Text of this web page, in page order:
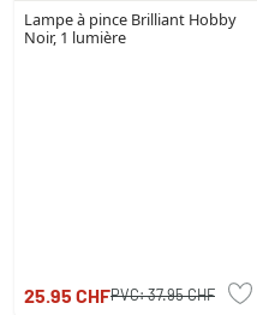
Lampe à pince Brilliant Hobby
Noir, 1 lumière
25.95 CHFPVC:37.95 CHF